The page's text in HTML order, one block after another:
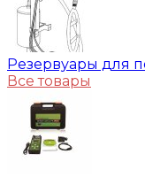
Резервуары для
Все товары